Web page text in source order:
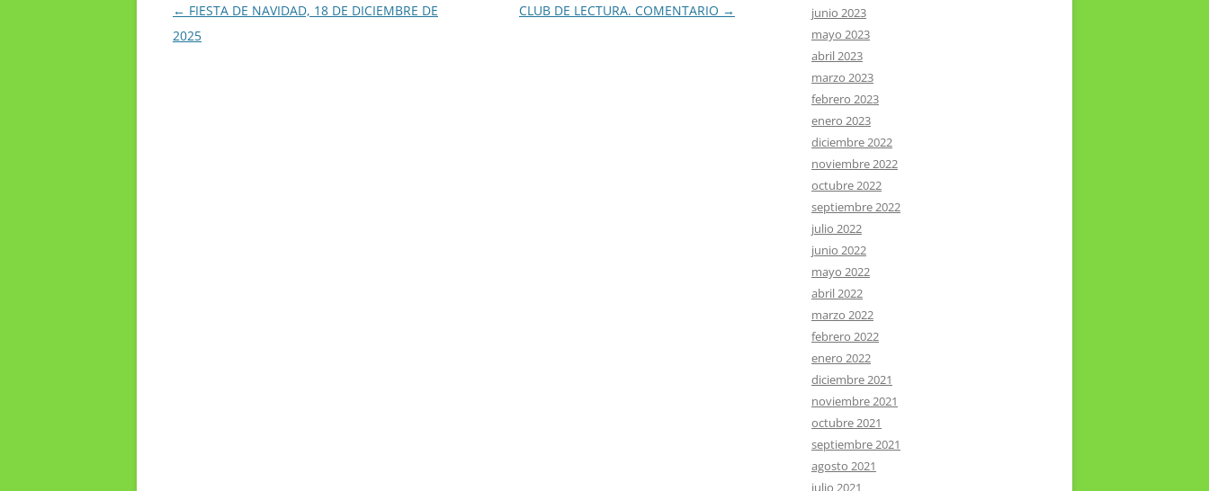
Navegación
de
← FIESTA DE NAVIDAD, 18 DE DICIEMBRE DE
2025
CLUB DE LECTURA. COMENTARIO →
junio 2023
mayo 2023
abril 2023
marzo 2023
febrero 2023
enero 2023
diciembre 2022
noviembre 2022
octubre 2022
septiembre 2022
julio 2022
junio 2022
mayo 2022
abril 2022
marzo 2022
febrero 2022
enero 2022
diciembre 2021
noviembre 2021
octubre 2021
septiembre 2021
agosto 2021
julio 2021